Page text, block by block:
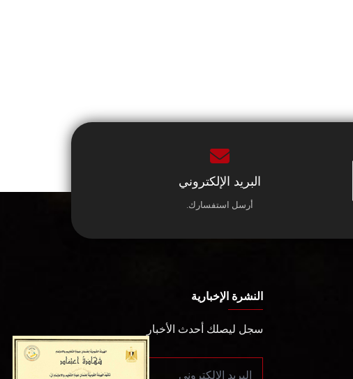
البريد الإلكتروني
أرسل استفسارك.
النشرة الإخبارية
سجل ليصلك أحدث الأخبار